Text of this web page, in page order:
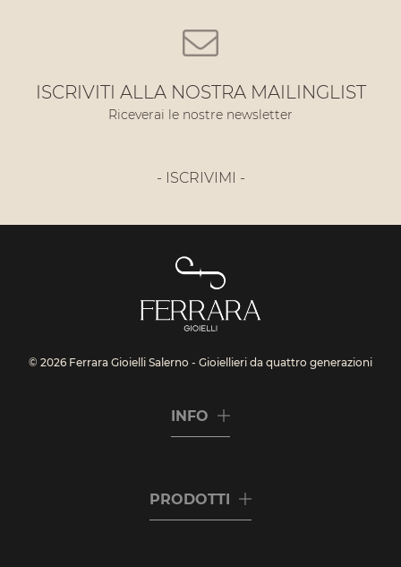
ISCRIVITI ALLA NOSTRA MAILINGLIST
Riceverai le nostre newsletter
- ISCRIVIMI -
© 2026 Ferrara Gioielli Salerno - Gioiellieri da quattro generazioni
INFO
PRODOTTI